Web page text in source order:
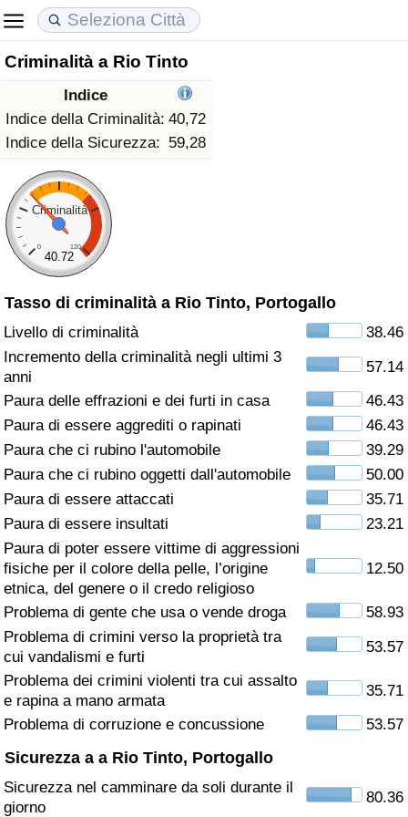
Criminalità a Rio Tinto
Indice
Indice della Criminalità: 40,72
Indice della Sicurezza: 59,28
Criminalità
0 120
40.72
Tasso di criminalità a Rio Tinto, Portogallo
Livello di criminalità
38.46
Incremento della criminalità negli ultimi 3
anni
57.14
Paura delle effrazioni e dei furti in casa
46.43
Paura di essere aggrediti o rapinati
46.43
Paura che ci rubino l'automobile
39.29
Paura che ci rubino oggetti dall'automobile
50.00
Paura di essere attaccati
35.71
Paura di essere insultati
23.21
Paura di poter essere vittime di aggressioni
fisiche per il colore della pelle, l’origine
etnica, del genere o il credo religioso
12.50
Problema di gente che usa o vende droga
58.93
Problema di crimini verso la proprietà tra
cui vandalismi e furti
53.57
Problema dei crimini violenti tra cui assalto
e rapina a mano armata
35.71
Problema di corruzione e concussione
53.57
Sicurezza a a Rio Tinto, Portogallo
Sicurezza nel camminare da soli durante il
giorno
80.36
Costo della vita
Indice Del Costo Della Vita (corrente)
Indice Del Costo Della Vita
Indice del Costo della Vita per Nazione
ad Aqaba
Prezzi degli immobili
Indice del Prezzo delle Case (Corrente)
Indice del Prezzo delle Case
Indice del Prezzo delle Case per Nazione
Qualità della Vita
Indice della Qualità della Vita
Indice della Qualità della Vita (Corrente)
Indice della qualità della vita per Paese
Criminalità
Indice del Tasso di Criminalità (Corrente)
Indice della Criminalità
Indice di criminalità per paese
Assistenza Sanitaria
Indice dell’Assistenza Sanitaria (Corrente)
Indice dell’Assistenza Sanitaria
Indice dell’Assistenza Sanitaria per
Nazione
Inquinamento
Indice dell’Inquinamento (Corrente)
Indice dell’Inquinamento per Nazione